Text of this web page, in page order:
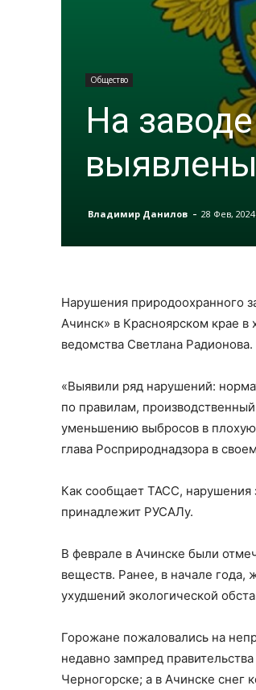
Общество
На
Владимир Данилов - 28 Фев, 2024
Нарушения природоохранного
Ачинск» в Красноярском крае
ведомства Светлана Радионова.
«Выявили ряд нарушений:
по правилам,
уменьшению выбросов в плохую
глава Росприроднадзора в
Как сообщает ТАСС, нарушения
принадлежит РУСАЛу.
В феврале в Ачинске были
веществ. Ранее, в начале
ухудшений экологической
Горожане пожаловались на
недавно зампред
Черногорске; а в Ачинске снег